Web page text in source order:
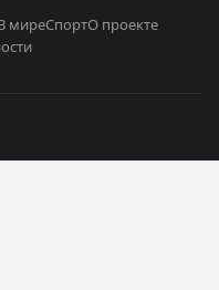
миреСпортО проекте